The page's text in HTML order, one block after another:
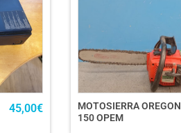
45,00€
MOTOSIERRA OREGON
150 OPEM